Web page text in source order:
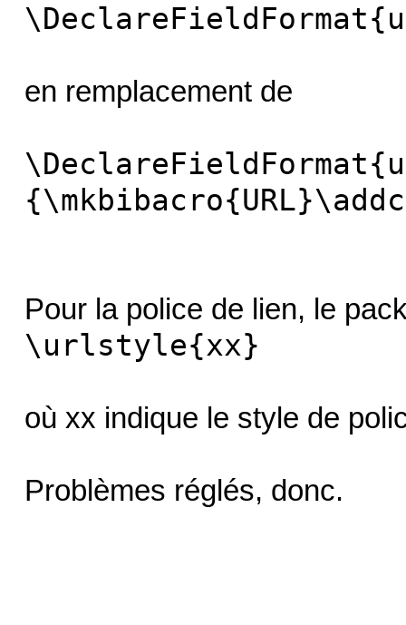
en remplacement de
Pour la police de lien, le
\urlstyle{xx}
où xx indique le style de
Problèmes réglés, donc.